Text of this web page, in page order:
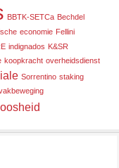
BBTK-SETCa Bechdel
economie Fellini
indignados K&SR
koopkracht overheidsdienst
Sorrentino staking